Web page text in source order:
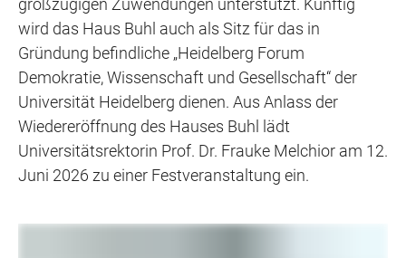
großzügigen Zuwendungen unterstützt. Künftig
wird das Haus Buhl auch als Sitz für das in
Gründung befindliche „Heidelberg Forum
Demokratie, Wissenschaft und Gesellschaft“ der
Universität Heidelberg dienen. Aus Anlass der
Wiedereröffnung des Hauses Buhl lädt
Universitätsrektorin Prof. Dr. Frauke Melchior am 12.
Juni 2026 zu einer Festveranstaltung ein.